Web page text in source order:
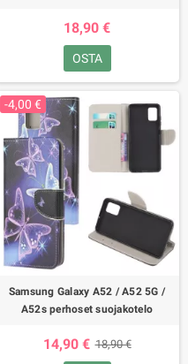
18,90 €
OSTA
-4,00 €
Samsung Galaxy A52 / A52 5G /
A52s perhoset suojakotelo
14,90 € 18,90 €